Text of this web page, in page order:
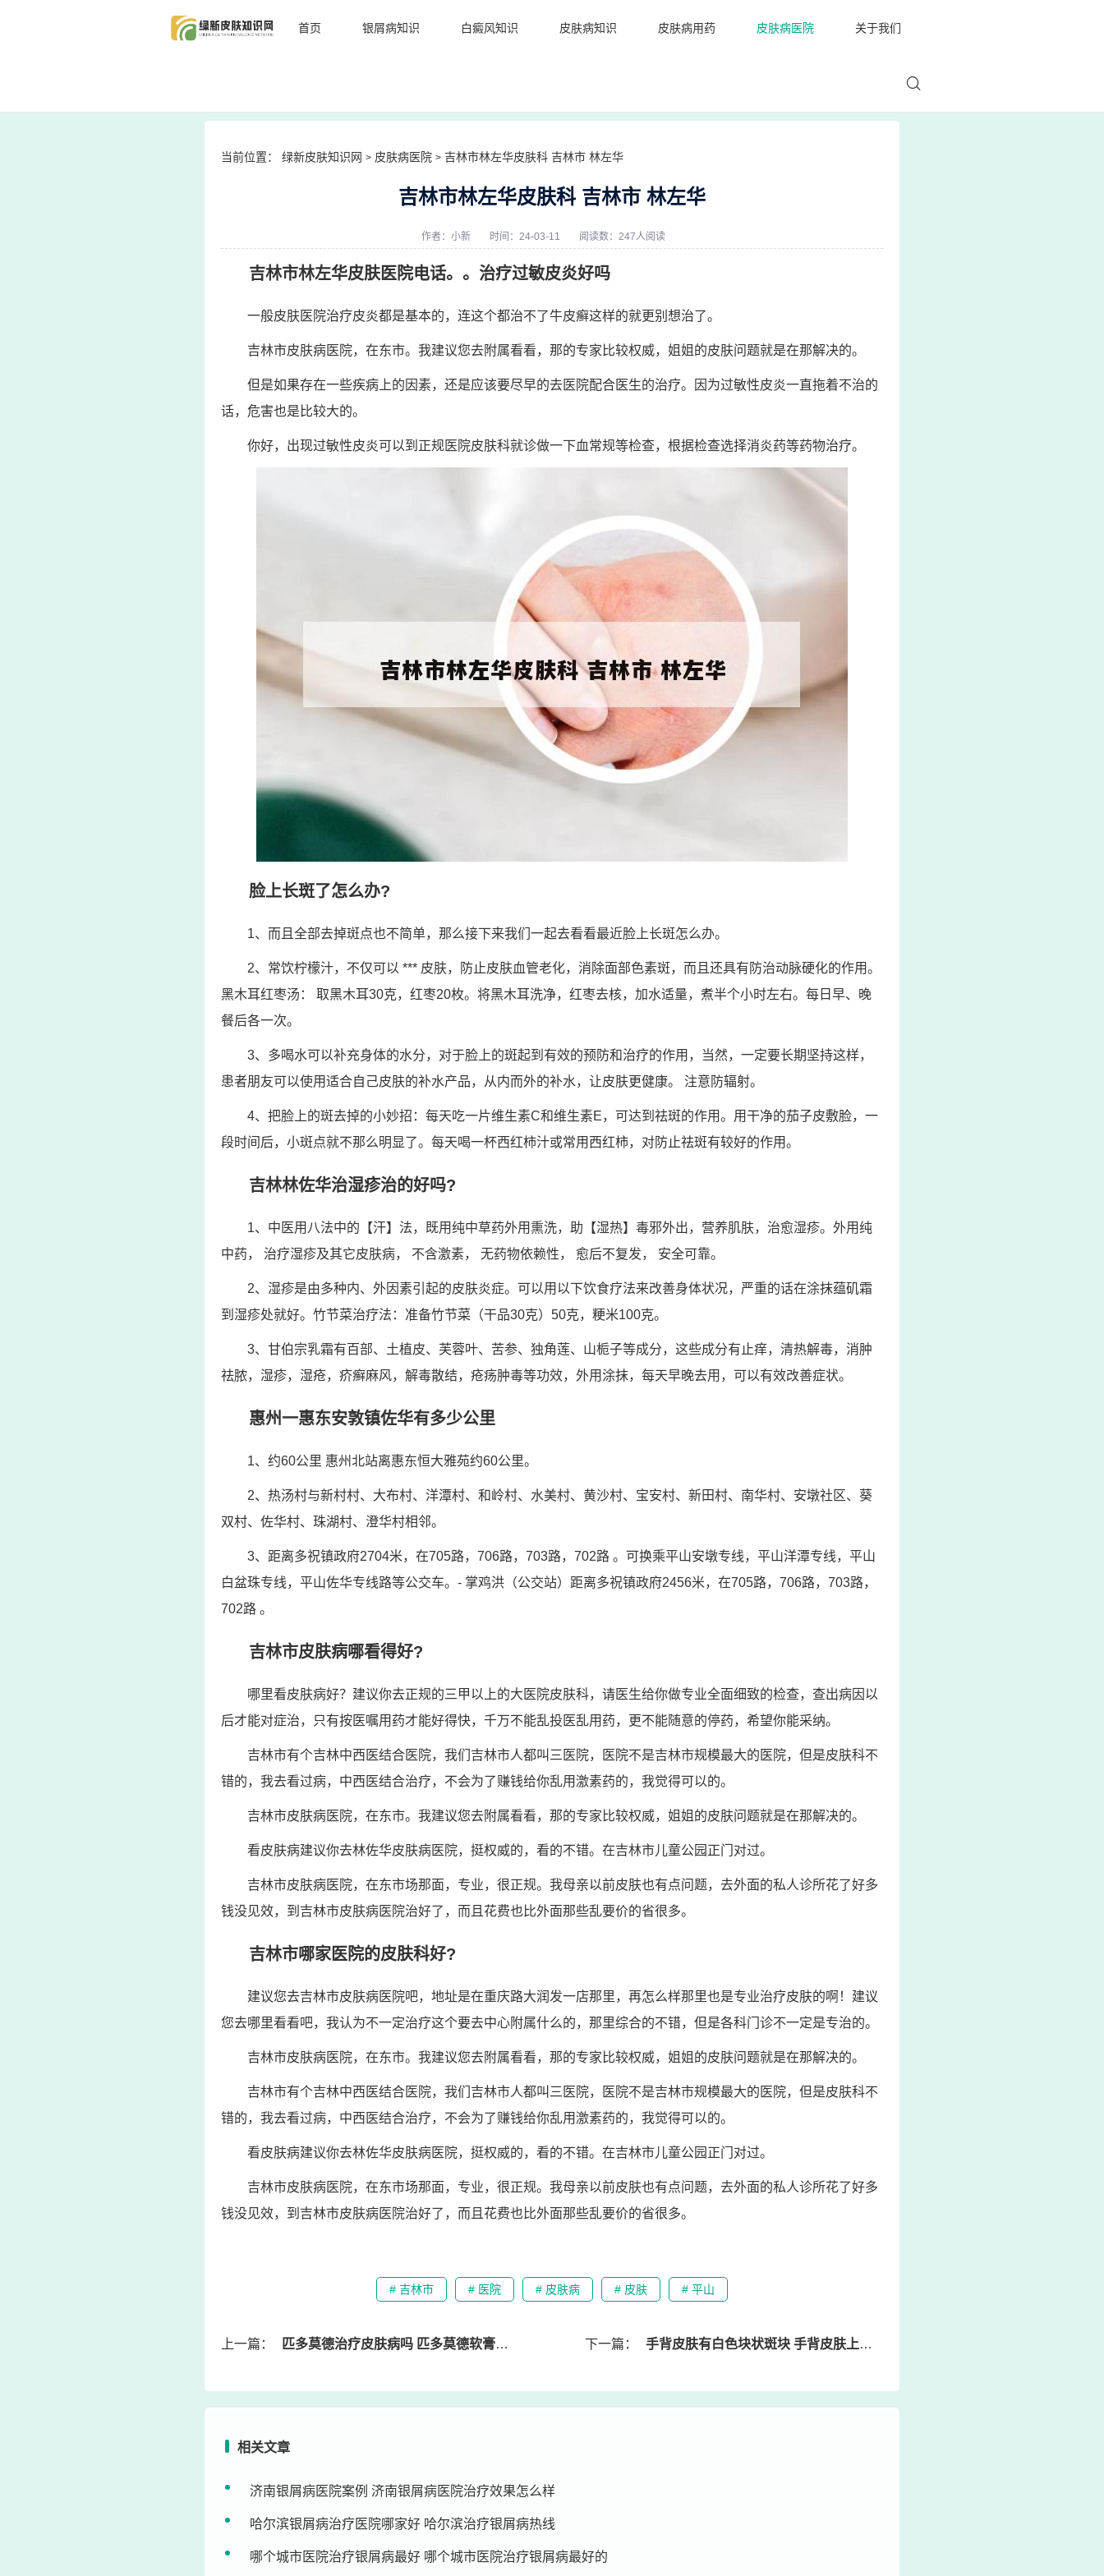
首页 银屑病知识 白癜风知识 皮肤病知识 皮肤病用药 皮肤病医院 关于我们
当前位置： 绿新皮肤知识网 > 皮肤病医院 > 吉林市林左华皮肤科 吉林市 林左华
吉林市林左华皮肤科 吉林市 林左华
作者：小新 时间：24-03-11 阅读数：247人阅读
吉林市林左华皮肤医院电话。。治疗过敏皮炎好吗
一般皮肤医院治疗皮炎都是基本的，连这个都治不了牛皮癣这样的就更别想治了。
吉林市皮肤病医院，在东市。我建议您去附属看看，那的专家比较权威，姐姐的皮肤问题就是在那解决的。
但是如果存在一些疾病上的因素，还是应该要尽早的去医院配合医生的治疗。因为过敏性皮炎一直拖着不治的
话，危害也是比较大的。
你好，出现过敏性皮炎可以到正规医院皮肤科就诊做一下血常规等检查，根据检查选择消炎药等药物治疗。
脸上长斑了怎么办?
1、而且全部去掉斑点也不简单，那么接下来我们一起去看看最近脸上长斑怎么办。
2、常饮柠檬汁，不仅可以 *** 皮肤，防止皮肤血管老化，消除面部色素斑，而且还具有防治动脉硬化的作用。
黑木耳红枣汤： 取黑木耳30克，红枣20枚。将黑木耳洗净，红枣去核，加水适量，煮半个小时左右。每日早、晚
餐后各一次。
3、多喝水可以补充身体的水分，对于脸上的斑起到有效的预防和治疗的作用，当然，一定要长期坚持这样，
患者朋友可以使用适合自己皮肤的补水产品，从内而外的补水，让皮肤更健康。 注意防辐射。
4、把脸上的斑去掉的小妙招：每天吃一片维生素C和维生素E，可达到祛斑的作用。用干净的茄子皮敷脸，一
段时间后，小斑点就不那么明显了。每天喝一杯西红柿汁或常用西红柿，对防止祛斑有较好的作用。
吉林林佐华治湿疹治的好吗?
1、中医用八法中的【汗】法，既用纯中草药外用熏洗，助【湿热】毒邪外出，营养肌肤，治愈湿疹。外用纯
中药， 治疗湿疹及其它皮肤病， 不含激素， 无药物依赖性， 愈后不复发， 安全可靠。
2、湿疹是由多种内、外因素引起的皮肤炎症。可以用以下饮食疗法来改善身体状况，严重的话在涂抹蕴矶霜
到湿疹处就好。竹节菜治疗法：准备竹节菜（干品30克）50克，粳米100克。
3、甘伯宗乳霜有百部、土植皮、芙蓉叶、苦参、独角莲、山栀子等成分，这些成分有止痒，清热解毒，消肿
祛脓，湿疹，湿疮，疥癣麻风，解毒散结，疮疡肿毒等功效，外用涂抹，每天早晚去用，可以有效改善症状。
惠州一惠东安敦镇佐华有多少公里
1、约60公里 惠州北站离惠东恒大雅苑约60公里。
2、热汤村与新村村、大布村、洋潭村、和岭村、水美村、黄沙村、宝安村、新田村、南华村、安墩社区、葵
双村、佐华村、珠湖村、澄华村相邻。
3、距离多祝镇政府2704米，在705路，706路，703路，702路 。可换乘平山安墩专线，平山洋潭专线，平山
白盆珠专线，平山佐华专线路等公交车。- 掌鸡洪（公交站）距离多祝镇政府2456米，在705路，706路，703路，
702路 。
吉林市皮肤病哪看得好?
哪里看皮肤病好？建议你去正规的三甲以上的大医院皮肤科，请医生给你做专业全面细致的检查，查出病因以
后才能对症治，只有按医嘱用药才能好得快，千万不能乱投医乱用药，更不能随意的停药，希望你能采纳。
吉林市有个吉林中西医结合医院，我们吉林市人都叫三医院，医院不是吉林市规模最大的医院，但是皮肤科不
错的，我去看过病，中西医结合治疗，不会为了赚钱给你乱用激素药的，我觉得可以的。
吉林市皮肤病医院，在东市。我建议您去附属看看，那的专家比较权威，姐姐的皮肤问题就是在那解决的。
看皮肤病建议你去林佐华皮肤病医院，挺权威的，看的不错。在吉林市儿童公园正门对过。
吉林市皮肤病医院，在东市场那面，专业，很正规。我母亲以前皮肤也有点问题，去外面的私人诊所花了好多
钱没见效，到吉林市皮肤病医院治好了，而且花费也比外面那些乱要价的省很多。
吉林市哪家医院的皮肤科好?
建议您去吉林市皮肤病医院吧，地址是在重庆路大润发一店那里，再怎么样那里也是专业治疗皮肤的啊！建议
您去哪里看看吧，我认为不一定治疗这个要去中心附属什么的，那里综合的不错，但是各科门诊不一定是专治的。
吉林市皮肤病医院，在东市。我建议您去附属看看，那的专家比较权威，姐姐的皮肤问题就是在那解决的。
吉林市有个吉林中西医结合医院，我们吉林市人都叫三医院，医院不是吉林市规模最大的医院，但是皮肤科不
错的，我去看过病，中西医结合治疗，不会为了赚钱给你乱用激素药的，我觉得可以的。
看皮肤病建议你去林佐华皮肤病医院，挺权威的，看的不错。在吉林市儿童公园正门对过。
吉林市皮肤病医院，在东市场那面，专业，很正规。我母亲以前皮肤也有点问题，去外面的私人诊所花了好多
钱没见效，到吉林市皮肤病医院治好了，而且花费也比外面那些乱要价的省很多。
# 吉林市 # 医院 # 皮肤病 # 皮肤 # 平山
上一篇： 匹多莫德治疗皮肤病吗 匹多莫德软膏的作用 下一篇： 手背皮肤有白色块状斑块 手背皮肤上出现一块白色
相关文章
济南银屑病医院案例 济南银屑病医院治疗效果怎么样
哈尔滨银屑病治疗医院哪家好 哈尔滨治疗银屑病热线
哪个城市医院治疗银屑病最好 哪个城市医院治疗银屑病最好的